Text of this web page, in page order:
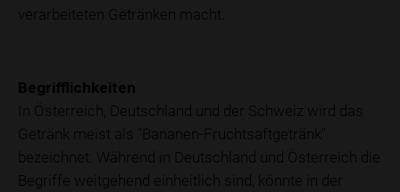
verarbeiteten Getränken macht.
Begrifflichkeiten
In Österreich, Deutschland und der Schweiz wird das
Getränk meist als "Bananen-Fruchtsaftgetränk"
bezeichnet. Während in Deutschland und Österreich die
Begriffe weitgehend einheitlich sind, könnte in der